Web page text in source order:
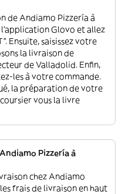
de Andiamo Pizzería à
l'application Glovo et allez
Ensuite, saisissez votre
la livraison de
de Valladolid. Enfin,
les à votre commande.
la préparation de votre
vous la livre
Pizzería à
chez Andiamo
frais de livraison en haut